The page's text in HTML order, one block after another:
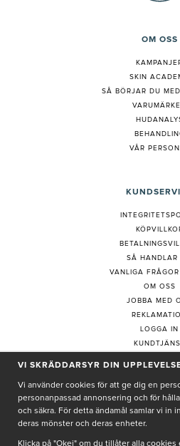
OM OSS
SKIN
SÅ BÖRJAR DU MED
VÅR
SÅ HANDLAR
VANLIGA FRÅGOR
OM OSS
JOBBA MED
LOGGA IN
PRENUMERERA PÅ
VI SKRÄDDARSYR DIN
Vi använder cookies för att ge dig en
personanpassad annonsering och för
och säkra. För detta ändamål samlar vi in
deras mönster och deras enheter.
Klicka på "Okej" om du tillåter alla